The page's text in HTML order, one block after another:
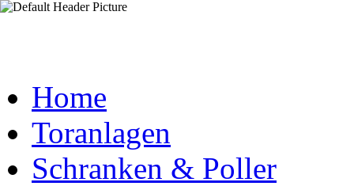
Home
Toranlagen
Schranken & Poller